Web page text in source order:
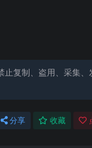
复制、盗用、采集、
分享 收藏